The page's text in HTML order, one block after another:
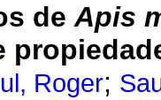
deApis
Roger;